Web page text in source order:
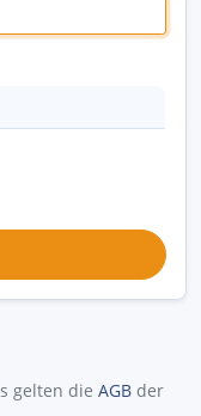
gelten die AGB der